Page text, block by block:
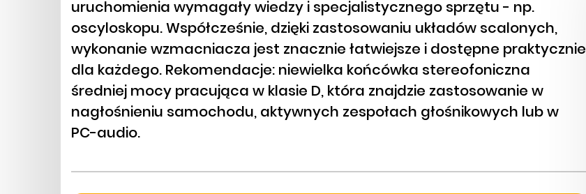
uruchomienia wymagały wiedzy i specjalistycznego sprzętu - np.
oscyloskopu. Współcześnie, dzięki zastosowaniu układów scalonych,
wykonanie wzmacniacza jest znacznie łatwiejsze i dostępne praktycznie
dla każdego. Rekomendacje: niewielka końcówka stereofoniczna
średniej mocy pracująca w klasie D, która znajdzie zastosowanie w
nagłośnieniu samochodu, aktywnych zespołach głośnikowych lub w
PC-audio.